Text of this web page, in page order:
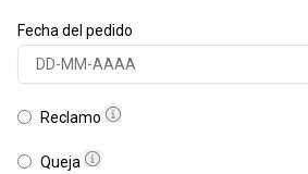
Fecha del pedido
Reclamo
Queja